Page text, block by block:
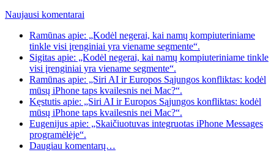
Naujausi komentarai
Ramūnas apie: „Kodėl negerai, kai namų kompiuteriniame
tinkle visi įrenginiai yra viename segmente“.
Sigitas apie: „Kodėl negerai, kai namų kompiuteriniame tinkle
visi įrenginiai yra viename segmente“.
Ramūnas apie: „Siri AI ir Europos Sąjungos konfliktas: kodėl
mūsų iPhone taps kvailesnis nei Mac?“.
Kęstutis apie: „Siri AI ir Europos Sąjungos konfliktas: kodėl
mūsų iPhone taps kvailesnis nei Mac?“.
Eugenijus apie: „Skaičiuotuvas integruotas iPhone Messages
programėlėje“.
Daugiau komentarų…